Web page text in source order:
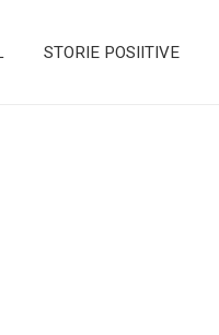
STORIE POSIITIVE